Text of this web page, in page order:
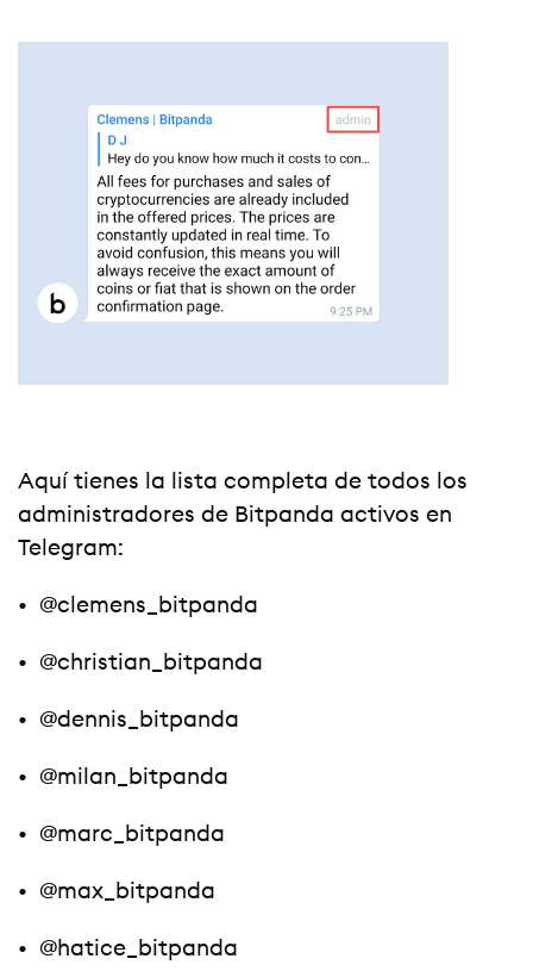
Aquí tienes la lista completa de todos los
administradores de Bitpanda activos en
Telegram:
• @clemens_bitpanda
• @christian_bitpanda
• @dennis_bitpanda
• @milan_bitpanda
• @marc_bitpanda
• @max_bitpanda
• @hatice_bitpanda